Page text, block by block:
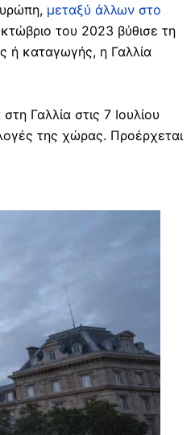
μεταξύ άλλων στο
του 2023 βύθισε τη
ή καταγωγής, η Γαλλία
Γαλλία στις 7 Ιουλίου
της χώρας. Προέρχεται